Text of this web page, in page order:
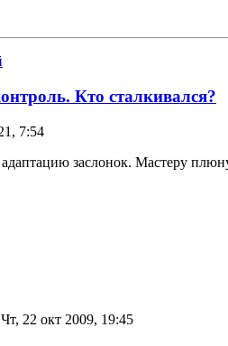
Кто сталкивался?
7:54
заслонок. Мастеру
Чт, 22 окт 2009, 19:45